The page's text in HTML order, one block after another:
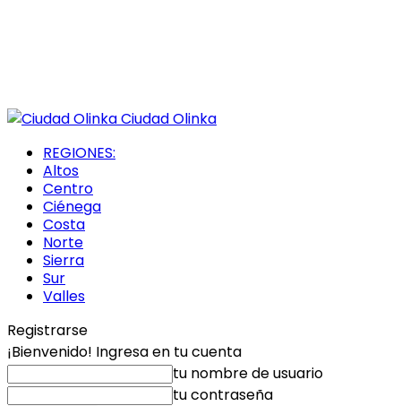
Ciudad Olinka
REGIONES:
Altos
Centro
Ciénega
Costa
Norte
Sierra
Sur
Valles
Registrarse
¡Bienvenido! Ingresa en tu cuenta
tu nombre de usuario
tu contraseña